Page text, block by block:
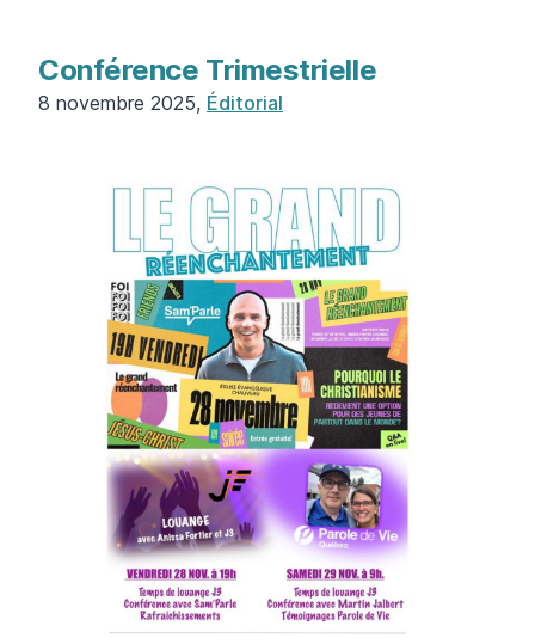
Conférence Trimestrielle
8 novembre 2025, Éditorial